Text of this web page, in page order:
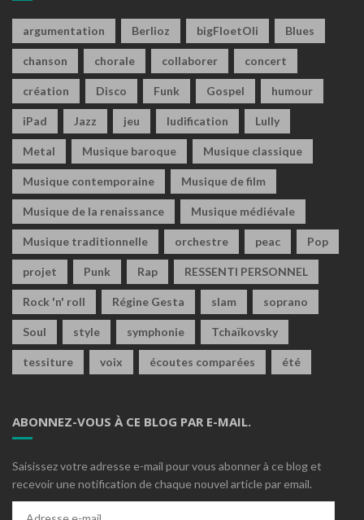
argumentation Berlioz bigFloetOli Blues
chanson chorale collaborer concert
création Disco Funk Gospel humour
iPad Jazz jeu ludification Lully
Metal Musique baroque Musique classique
Musique contemporaine Musique de film
Musique de la renaissance Musique médiévale
Musique traditionnelle orchestre peac Pop
projet Punk Rap RESSENTI PERSONNEL
Rock 'n' roll Régine Gesta slam soprano
Soul style symphonie Tchaïkovsky
tessiture voix écoutes comparées été
ABONNEZ-VOUS À CE BLOG PAR E-MAIL.
Saisissez votre adresse e-mail pour vous abonner à ce blog et
recevoir une notification de chaque nouvel article par email.